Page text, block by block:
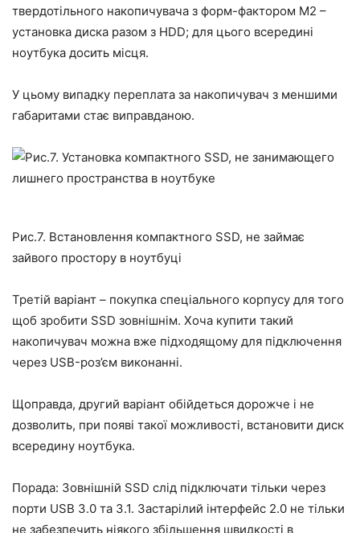
твердотільного накопичувача з форм-фактором M2 –
установка диска разом з HDD; для цього всередині
ноутбука досить місця.
У цьому випадку переплата за накопичувач з меншими
габаритами стає виправданою.
Рис.7. Встановлення компактного SSD, не займає
зайвого простору в ноутбуці
Третій варіант – покупка спеціального корпусу для того
щоб зробити SSD зовнішнім. Хоча купити такий
накопичувач можна вже підходящому для підключення
через USB-роз’єм виконанні.
Щоправда, другий варіант обійдеться дорожче і не
дозволить, при появі такої можливості, встановити диск
всередину ноутбука.
Порада: Зовнішній SSD слід підключати тільки через
порти USB 3.0 та 3.1. Застарілий інтерфейс 2.0 не тільки
не забезпечить ніякого збільшення швидкості в